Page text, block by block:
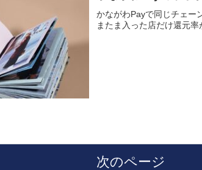
かながわPayで同じチェー
またま入った店だけ還元
次のページ